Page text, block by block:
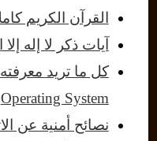
القرآن الكريم
آيات ذكر لا إله
كل ما تريد
Operating System
نصائح أمنية عن